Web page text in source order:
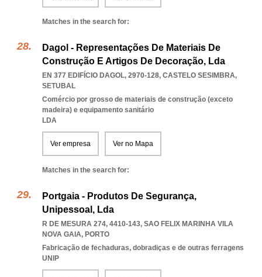
Matches in the search for:
Dagol - Representações De Materiais De
Construção E Artigos De Decoração, Lda
EN 377 EDIFÍCIO DAGOL, 2970-128, CASTELO SESIMBRA,
SETUBAL
Comércio por grosso de materiais de construção (exceto
madeira) e equipamento sanitário
LDA
Ver empresa Ver no Mapa
Matches in the search for:
Portgaia - Produtos De Segurança,
Unipessoal, Lda
R DE MESURA 274, 4410-143, SAO FELIX MARINHA VILA
NOVA GAIA, PORTO
Fabricação de fechaduras, dobradiças e de outras ferragens
UNIP